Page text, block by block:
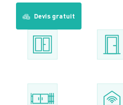
Devis gratuit